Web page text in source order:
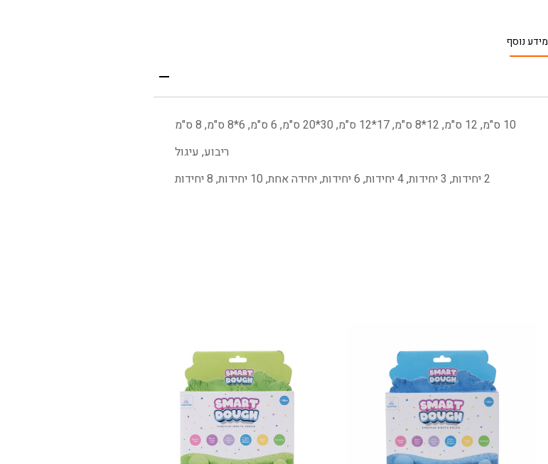
מידע נוסף
10 ס"מ, 12 ס"מ, 12*8 ס"מ, 17*12 ס"מ, 30*20 ס"מ, 6 ס"מ, 6*8 ס"מ, 8 ס"מ
ריבוע, עיגול
2 יחידות, 3 יחידות, 4 יחידות, 6 יחידות, יחידה אחת, 10 יחידות, 8 יחידות